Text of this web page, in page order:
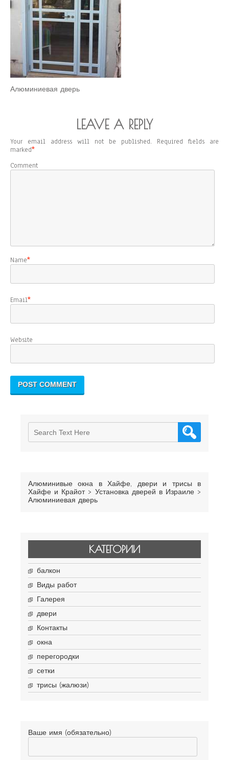
Алюминиевая дверь
LEAVE A REPLY
Your email address will not be published. Required fields are
marked*
Comment
Name*
Email*
Website
Алюминивые окна в Хайфе, двери и трисы в
Хайфе и Крайот> Установка дверей в Израиле>
Алюминиевая дверь
КАТЕГОРИИ
балкон
Виды работ
Галерея
двери
Контакты
окна
перегородки
сетки
трисы (жалюзи)
Ваше имя (обязательно)